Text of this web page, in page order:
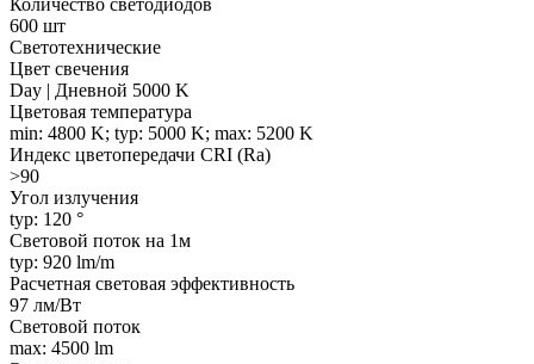
Количество светодиодов
600 шт
Светотехнические
Цвет свечения
Day | Дневной 5000 K
Цветовая температура
min: 4800 K; typ: 5000 K; max: 5200 K
Индекс цветопередачи CRI (Ra)
>90
Угол излучения
typ: 120 °
Световой поток на 1м
typ: 920 lm/m
Расчетная световая эффективность
97 лм/Вт
Световой поток
max: 4500 lm